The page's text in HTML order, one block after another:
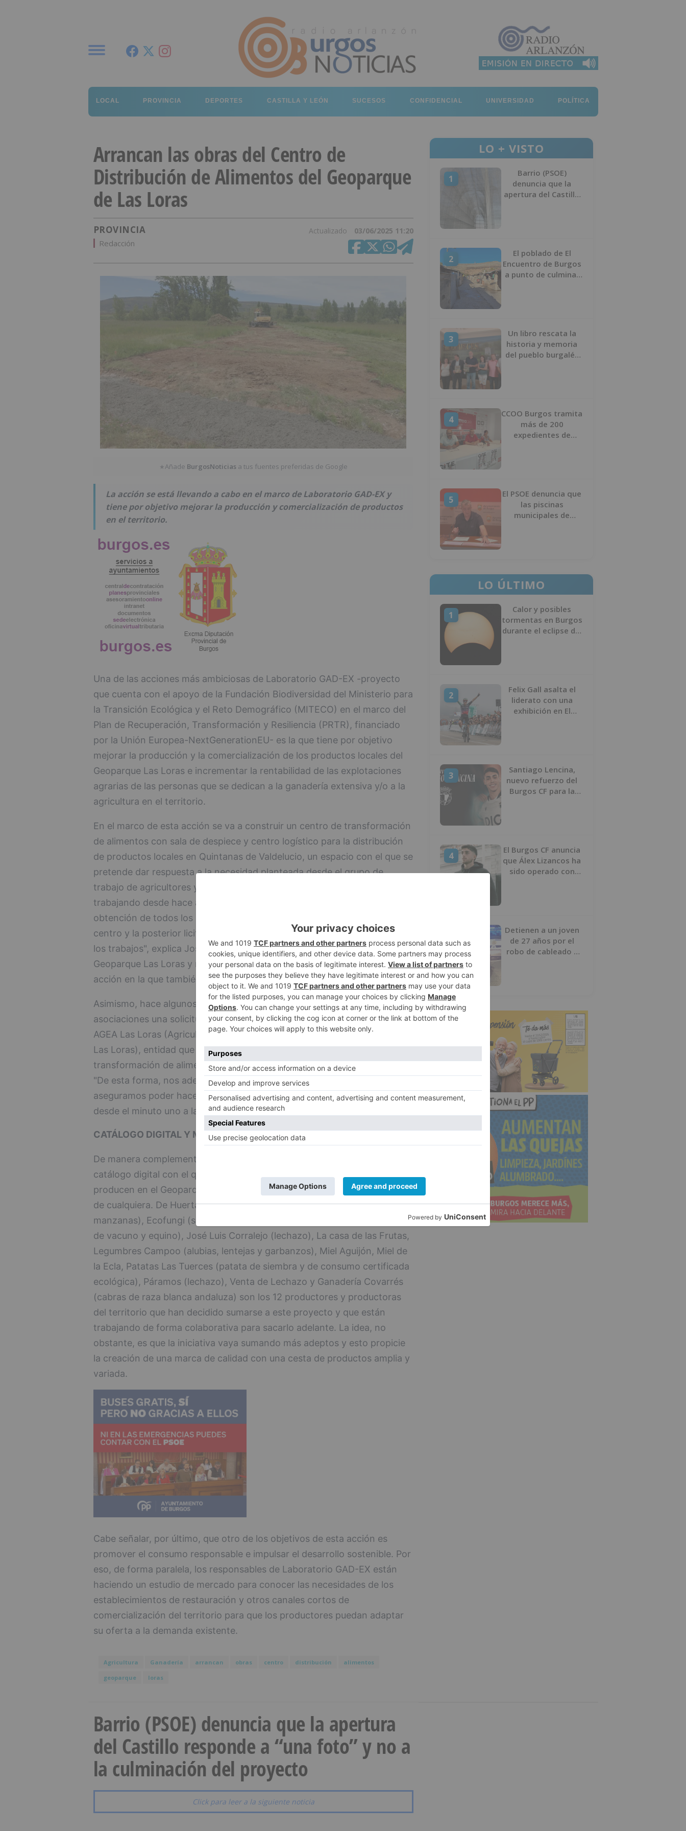
LOCAL PROVINCIA DEPORTES CASTILLA Y LEÓN SUCESOS CONFIDENCIAL UNIVERSIDAD POLÍTICA
Arrancan las obras del Centro de
Distribución de Alimentos del Geoparque
de Las Loras
PROVINCIA Actualizado 03/06/2025 11:20
Redacción
★Añade BurgosNoticias a tus fuentes preferidas de Google
La acción se está llevando a cabo en el marco de Laboratorio GAD-EX y
tiene por objetivo mejorar la producción y comercialización de productos
en el territorio.
Una de las acciones más ambiciosas de Laboratorio GAD-EX -proyecto
que cuenta con el apoyo de la Fundación Biodiversidad del Ministerio para
la Transición Ecológica y el Reto Demográfico (MITECO) en el marco del
Plan de Recuperación, Transformación y Resiliencia (PRTR), financiado
por la Unión Europea-NextGenerationEU- es la que tiene por objetivo
mejorar la producción y la comercialización de los productos locales del
Geoparque Las Loras e incrementar la rentabilidad de las explotaciones
agrarias de las personas que se dedican a la ganadería extensiva y/o a la
agricultura en el territorio.
En el marco de esta acción se va a construir un centro de transformación
de alimentos con sala de despiece y centro logístico para la distribución
de productos locales en Quintanas de Valdelucio, un espacio con el que se
pretende dar respuesta a la necesidad planteada desde el grupo de
trabajo de agricultores y ganaderos junto al que el Geoparque viene
trabajando desde hace años para impulsar mejoras en el sector. "Tras la
obtención de todos los permisos necesarios para la construcción del
centro y la posterior licitación de la obra, la semana pasada comenzaron
los trabajos", explica Jose Ángel Sánchez, director científico del
Geoparque Las Loras y miembro de Argeol, entidad que coordina esta
acción en la que también participa la Fundación Entretantos.
Asimismo, hace algunos meses se presentó en el registro nacional de
asociaciones una solicitud para la constitución de una nueva asociación
AGEA Las Loras (Agricultores Ganaderos y Elaboradores Alimentarios de
Las Loras), entidad que se encargará de gestionar el futuro centro de
transformación de alimentos y distribución de Quintanas de Valdelucio.
"De esta forma, nos adelantamos a la apertura de este espacio y nos
aseguramos poder hacer frente a los gastos y sacarle el máximo partido
desde el minuto uno a la instalación", añade.
CATÁLOGO DIGITAL Y MARCA DE CALIDAD
De manera complementaria, se está trabajando en la creación de un
catálogo digital con el que se dará visibilidad a los alimentos que se
producen en el Geoparque y que servirá también para ponerlos al alcance
de cualquiera. De Huerta y Campo (pollos, huevos camperos y
manzanas), Ecofungi (setas ecológicas), Ecovaldeprado (carne ecológica
de vacuno y equino), José Luis Corralejo (lechazo), La casa de las Frutas,
Legumbres Campoo (alubias, lentejas y garbanzos), Miel Aguijón, Miel de
la Ecla, Patatas Las Tuerces (patata de siembra y de consumo certificada
ecológica), Páramos (lechazo), Venta de Lechazo y Ganadería Covarrés
(cabras de raza blanca andaluza) son los 12 productores y productoras
del territorio que han decidido sumarse a este proyecto y que están
trabajando de forma colaborativa para sacarlo adelante. La idea, no
obstante, es que la iniciativa vaya sumando más adeptos y esto propicie
la creación de una marca de calidad con una cesta de productos amplia y
variada.
Cabe señalar, por último, que otro de los objetivos de esta acción es
promover el consumo responsable e impulsar el desarrollo sostenible. Por
eso, de forma paralela, los responsables de Laboratorio GAD-EX están
haciendo un estudio de mercado para conocer las necesidades de los
establecimientos de restauración y otros canales cortos de
comercialización del territorio para que los productores puedan adaptar
su oferta a la demanda existente.
Agricultura Ganadería arrancan obras centro distribución
alimentos
geoparque
loras
LO + VISTO
1
Barrio (PSOE)
denuncia que la
apertura del Castillo
2
El poblado de El
Encuentro de Burgos
a punto de culminar
3
Un libro rescata la
historia y memoria
del pueblo burgalés
4
CCOO Burgos tramita
más de 200
expedientes de
5
El PSOE denuncia que
las piscinas
municipales de
LO ÚLTIMO
1
Calor y posibles
tormentas en Burgos
durante el eclipse del
2
Felix Gall asalta el
liderato con una
exhibición en El
3
Santiago Lencina,
nuevo refuerzo del
Burgos CF para la
4
El Burgos CF anuncia
que Álex Lizancos ha
sido operado con
Detienen a un joven
de 27 años por el
robo de cableado y
Barrio (PSOE) denuncia que la apertura
del Castillo responde a “una foto” y no a
la culminación del proyecto
Click para leer a la siguiente noticia